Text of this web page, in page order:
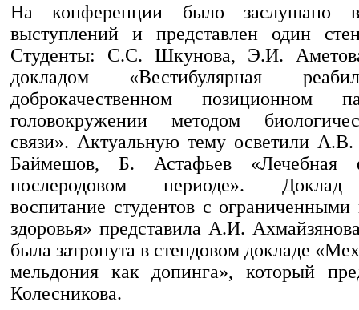
На конференции было заслушано
выступлений и представлен один
Студенты: С.С. Шкунова, Э.И.
докладом «Вестибулярная
доброкачественном позиционном
головокружении методом
связи». Актуальную тему осветили
Баймешов, Б. Астафьев «Лечебная
послеродовом периоде». Доклад
воспитание студентов с
здоровья» представила А.И.
была затронута в стендовом докладе
мельдония как допинга», который
Колесникова.